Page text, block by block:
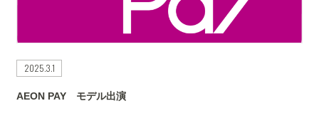
2025.3.1
AEON PAY モデル出演